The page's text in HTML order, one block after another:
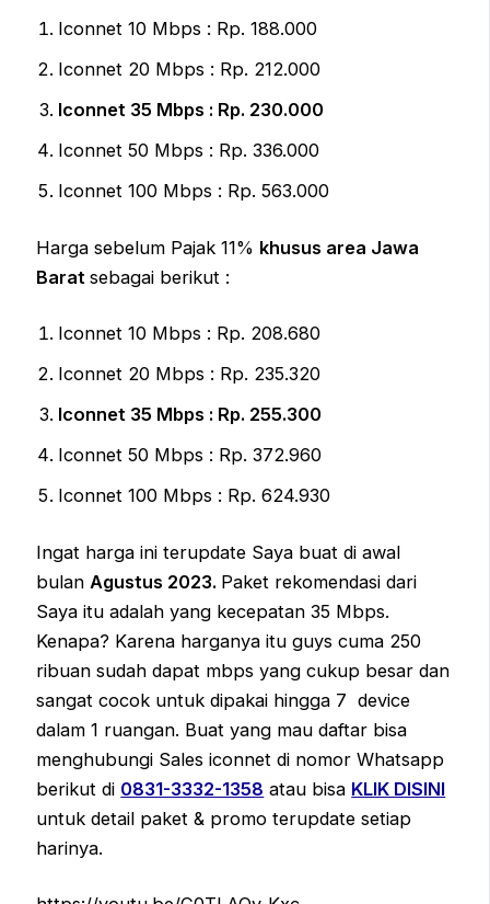
Iconnet 10 Mbps : Rp. 188.000
Iconnet 20 Mbps : Rp. 212.000
Iconnet 35 Mbps : Rp. 230.000
Iconnet 50 Mbps : Rp. 336.000
Iconnet 100 Mbps : Rp. 563.000
Harga sebelum Pajak 11% khusus area Jawa
Baratsebagai berikut :
Iconnet 10 Mbps : Rp. 208.680
Iconnet 20 Mbps : Rp. 235.320
Iconnet 35 Mbps : Rp. 255.300
Iconnet 50 Mbps : Rp. 372.960
Iconnet 100 Mbps : Rp. 624.930
Ingat harga ini terupdate Saya buat di awal
bulan Agustus 2023. Paket rekomendasi dari
Saya itu adalah yang kecepatan 35 Mbps.
Kenapa? Karena harganya itu guys cuma 250
ribuan sudah dapat mbps yang cukup besar dan
sangat cocok untuk dipakai hingga 7 device
dalam 1 ruangan. Buat yang mau daftar bisa
menghubungi Sales iconnet di nomor Whatsapp
berikut di 0831-3332-1358 atau bisa KLIK DISINI
untuk detail paket & promo terupdate setiap
harinya.